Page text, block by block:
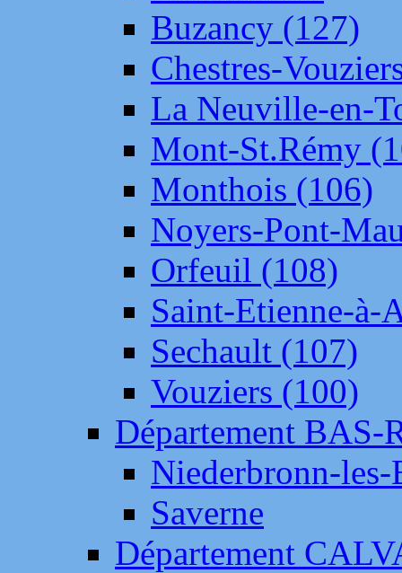
Buzancy (127)
Chestres-
La Neuville-en-
Mont-St.Rémy
Monthois (106)
Noyers-Pont-
Orfeuil (108)
Saint-Etienne-à-
Sechault (107)
Vouziers (100)
Département BAS-
Niederbronn-
Saverne
Département